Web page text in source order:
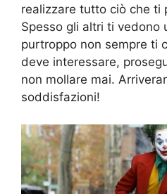
realizzare tutto ciò che ti
Spesso gli altri ti vedono
purtroppo non sempre ti
deve interessare,
non mollare mai.
soddisfazioni!